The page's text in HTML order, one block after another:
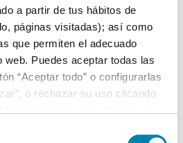
a partir de tus hábitos de
páginas visitadas); así como
que permiten el adecuado
web. Puedes aceptar todas las
“Aceptar todo” o configurarlas
o rechazar su uso clicando
+ Ver todos